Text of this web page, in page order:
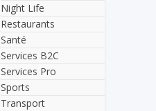
Night Life
Restaurants
Santé
Services B2C
Services Pro
Sports
Transport